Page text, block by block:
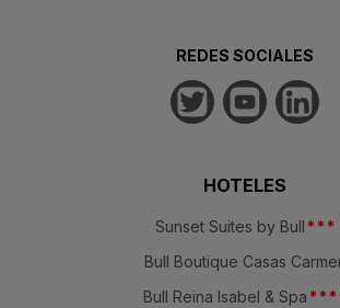
REDES SOCIALES
HOTELES
Sunset Suites by Bull * * *
Bull Boutique Casas
Bull Reina Isabel & Spa * * *